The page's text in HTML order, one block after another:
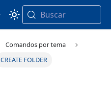
Buscar
Comandos por tema
CREATE FOLDER